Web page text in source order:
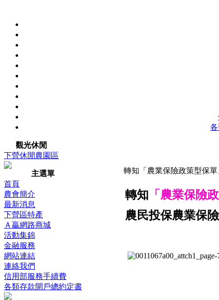
觀光休閒
下營休閒農園區
主選單
首頁
農會簡介
最新消息
下營區特產
Ａ贏網路商城
活動集錦
金融服務
網站連結
連絡我們
信用部服務手續費
各類存款開戶總約定書
轉知「農業保險政策型保
轉知 「農業保險
農民投保農業保